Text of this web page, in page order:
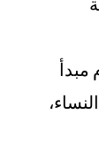
مبدأ